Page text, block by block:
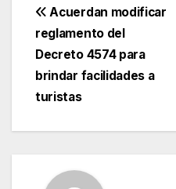
Navegación
de
entradas
Acuerdan modificar
reglamento del
Decreto 4574 para
brindar facilidades a
turistas